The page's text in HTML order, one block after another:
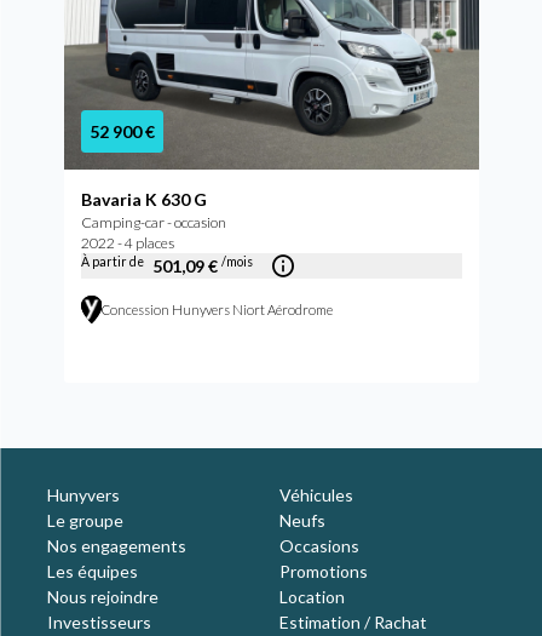
52 900 €
Bavaria K 630 G
Camping-car - occasion
2022 - 4 places
À partir de 501,09 € /mois
Concession Hunyvers Niort Aérodrome
Hunyvers
Le groupe
Nos engagements
Les équipes
Nous rejoindre
Investisseurs
Véhicules
Neufs
Occasions
Promotions
Location
Estimation / Rachat